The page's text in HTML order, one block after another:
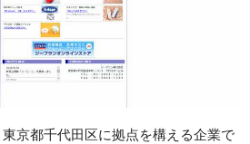
京都千代田区に拠点を構える企業で